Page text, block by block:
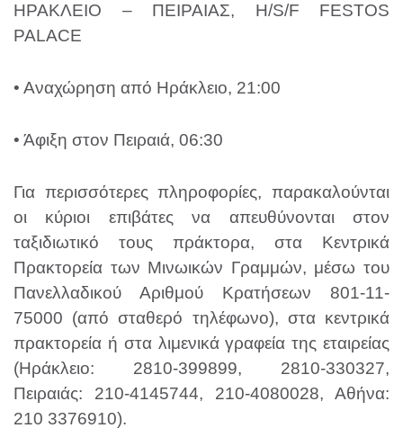
ΗΡΑΚΛΕΙΟ – ΠΕΙΡΑΙΑΣ, H/S/F FESTOS
PALACE
• Αναχώρηση από Ηράκλειο, 21:00
• Άφιξη στον Πειραιά, 06:30
Για περισσότερες πληροφορίες, παρακαλούνται
οι κύριοι επιβάτες να απευθύνονται στον
ταξιδιωτικό τους πράκτορα, στα Κεντρικά
Πρακτορεία των Μινωικών Γραμμών, μέσω του
Πανελλαδικού Αριθμού Κρατήσεων 801-11-
75000 (από σταθερό τηλέφωνο), στα κεντρικά
πρακτορεία ή στα λιμενικά γραφεία της εταιρείας
(Ηράκλειο: 2810-399899, 2810-330327,
Πειραιάς: 210-4145744, 210-4080028, Αθήνα:
210 3376910).